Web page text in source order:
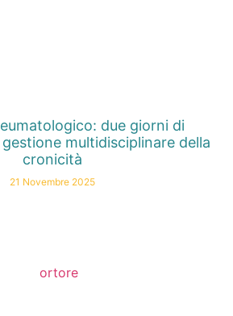
due giorni di
multidisciplinare della
cronicità
21 Novembre 2025